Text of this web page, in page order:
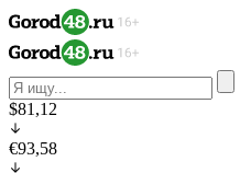
$81,12
€93,58